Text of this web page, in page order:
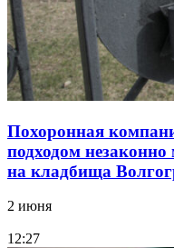
Похоронная
подходом
на кладбища
2 июня
12:27